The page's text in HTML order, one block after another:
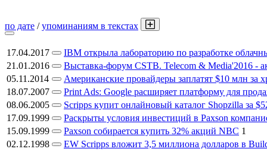
по дате /упоминаниям в текстах
17.04.2017
IBM открыла лабораторию по разработке
21.01.2016
Выставка-форум CSTB. Telecom & Media'2016 -
05.11.2014
Американские провайдеры заплатят $10 млн за
18.07.2007
Print Ads: Google расширяет платформу для
08.06.2005
Scripps купит онлайновый каталог Shopzilla за
17.09.1999
Раскрыты условия инвестиций в Paxson
15.09.1999
Paxson собирается купить 32% акций NBC 1
02.12.1998
EW Scripps вложит 3,5 миллиона долларов в